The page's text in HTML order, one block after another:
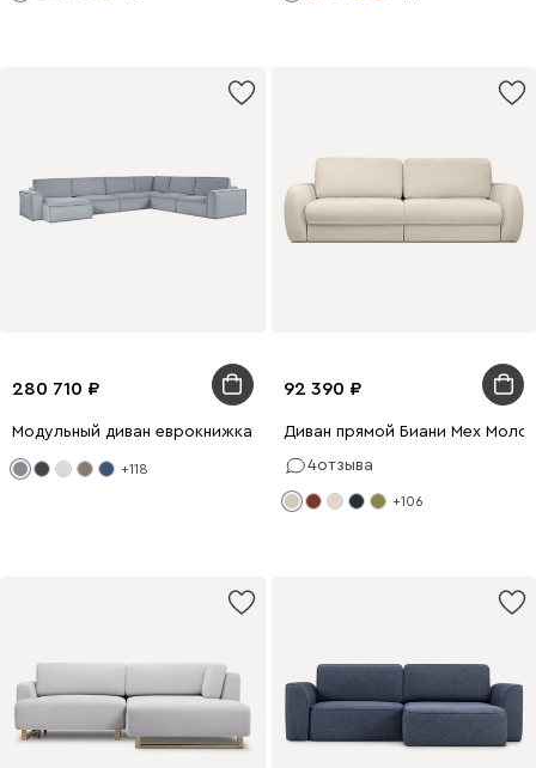
280 710
Модульный диван еврокнижка Этен 4 Vertical Silver
+118
92 390
Диван прямой Биани Мех
4отзыва
+106